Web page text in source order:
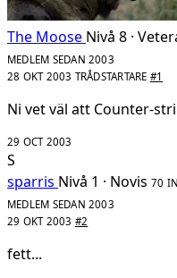
The Moose Nivå 8 ·
MEDLEM SEDAN 2003
28 OKT 2003 TRÅDSTARTARE #1
Ni vet väl att Counter-
29 OCT 2003
S
sparris Nivå 1 · Novis 70
MEDLEM SEDAN 2003
29 OKT 2003 #2
fett...